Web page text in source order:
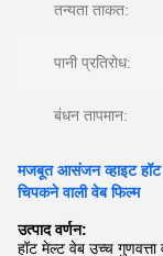
तन्यता ताकत:
पानी प्रतिरोध:
बंधन तापमान:
मजबूत आसंजन व्हाइट हॉट
चिपकने वाली वेब फिल्म
उत्पाद वर्णन:
हॉट मेल्ट वेब उच्च गुणवत्ता